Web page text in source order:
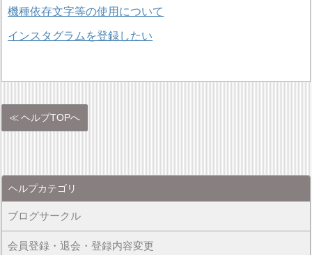
機種依存文字等の使用について
インスタグラムを登録したい
ヘルプTOPへ
ヘルプカテゴリ
ブログサークル
会員登録・退会・登録内容変更